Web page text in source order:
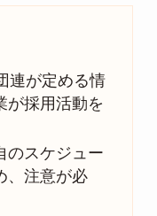
連が定める情
が採用活動を
のスケジュー
、注意が必